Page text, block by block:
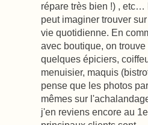
répare très bien !) , etc…
peut imaginer trouver
vie quotidienne. En
avec boutique, on
quelques épiciers,
menuisier, maquis
pense que les photos
mêmes sur
j'en reviens encore au